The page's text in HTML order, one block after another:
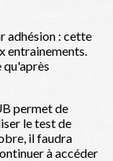
adhésion : cette
entrainements.
qu'après
permet de
le test de
il faudra
à accéder